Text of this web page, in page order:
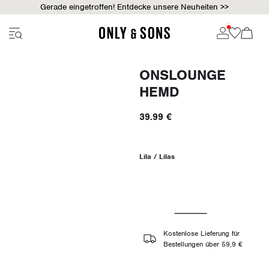
Gerade eingetroffen! Entdecke unsere Neuheiten >>
ONSLOUNGE
HEMD
39.99 €
Lila / Lilas
Kostenlose Lieferung für
Bestellungen über 59,9 €